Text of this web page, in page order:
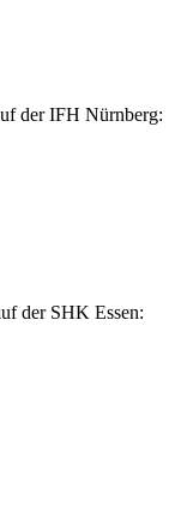
der IFH Nürnberg:
der SHK Essen: